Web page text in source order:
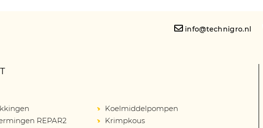
info@technigro.nl
REPAR2
Koelmiddelpompen
Krimpkous